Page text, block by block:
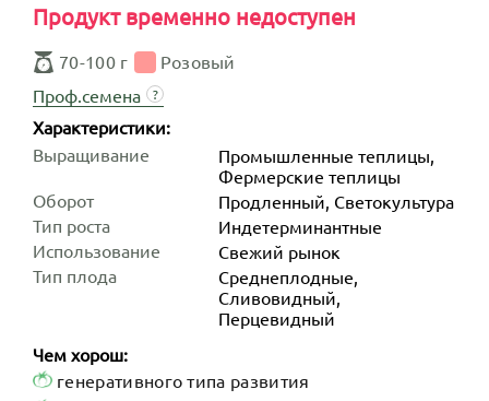
Продукт временно недоступен
70-100 г
Розовый
Проф.семена
?
Характеристики:
Выращивание
Промышленные теплицы,
Фермерские теплицы
Оборот
Продленный, Светокультура
Тип роста
Индетер­минантные
Использование
Свежий рынок
Тип плода
Среднеплодные,
Сливовидный,
Перцевидный
Чем хорош:
генеративного типа развития